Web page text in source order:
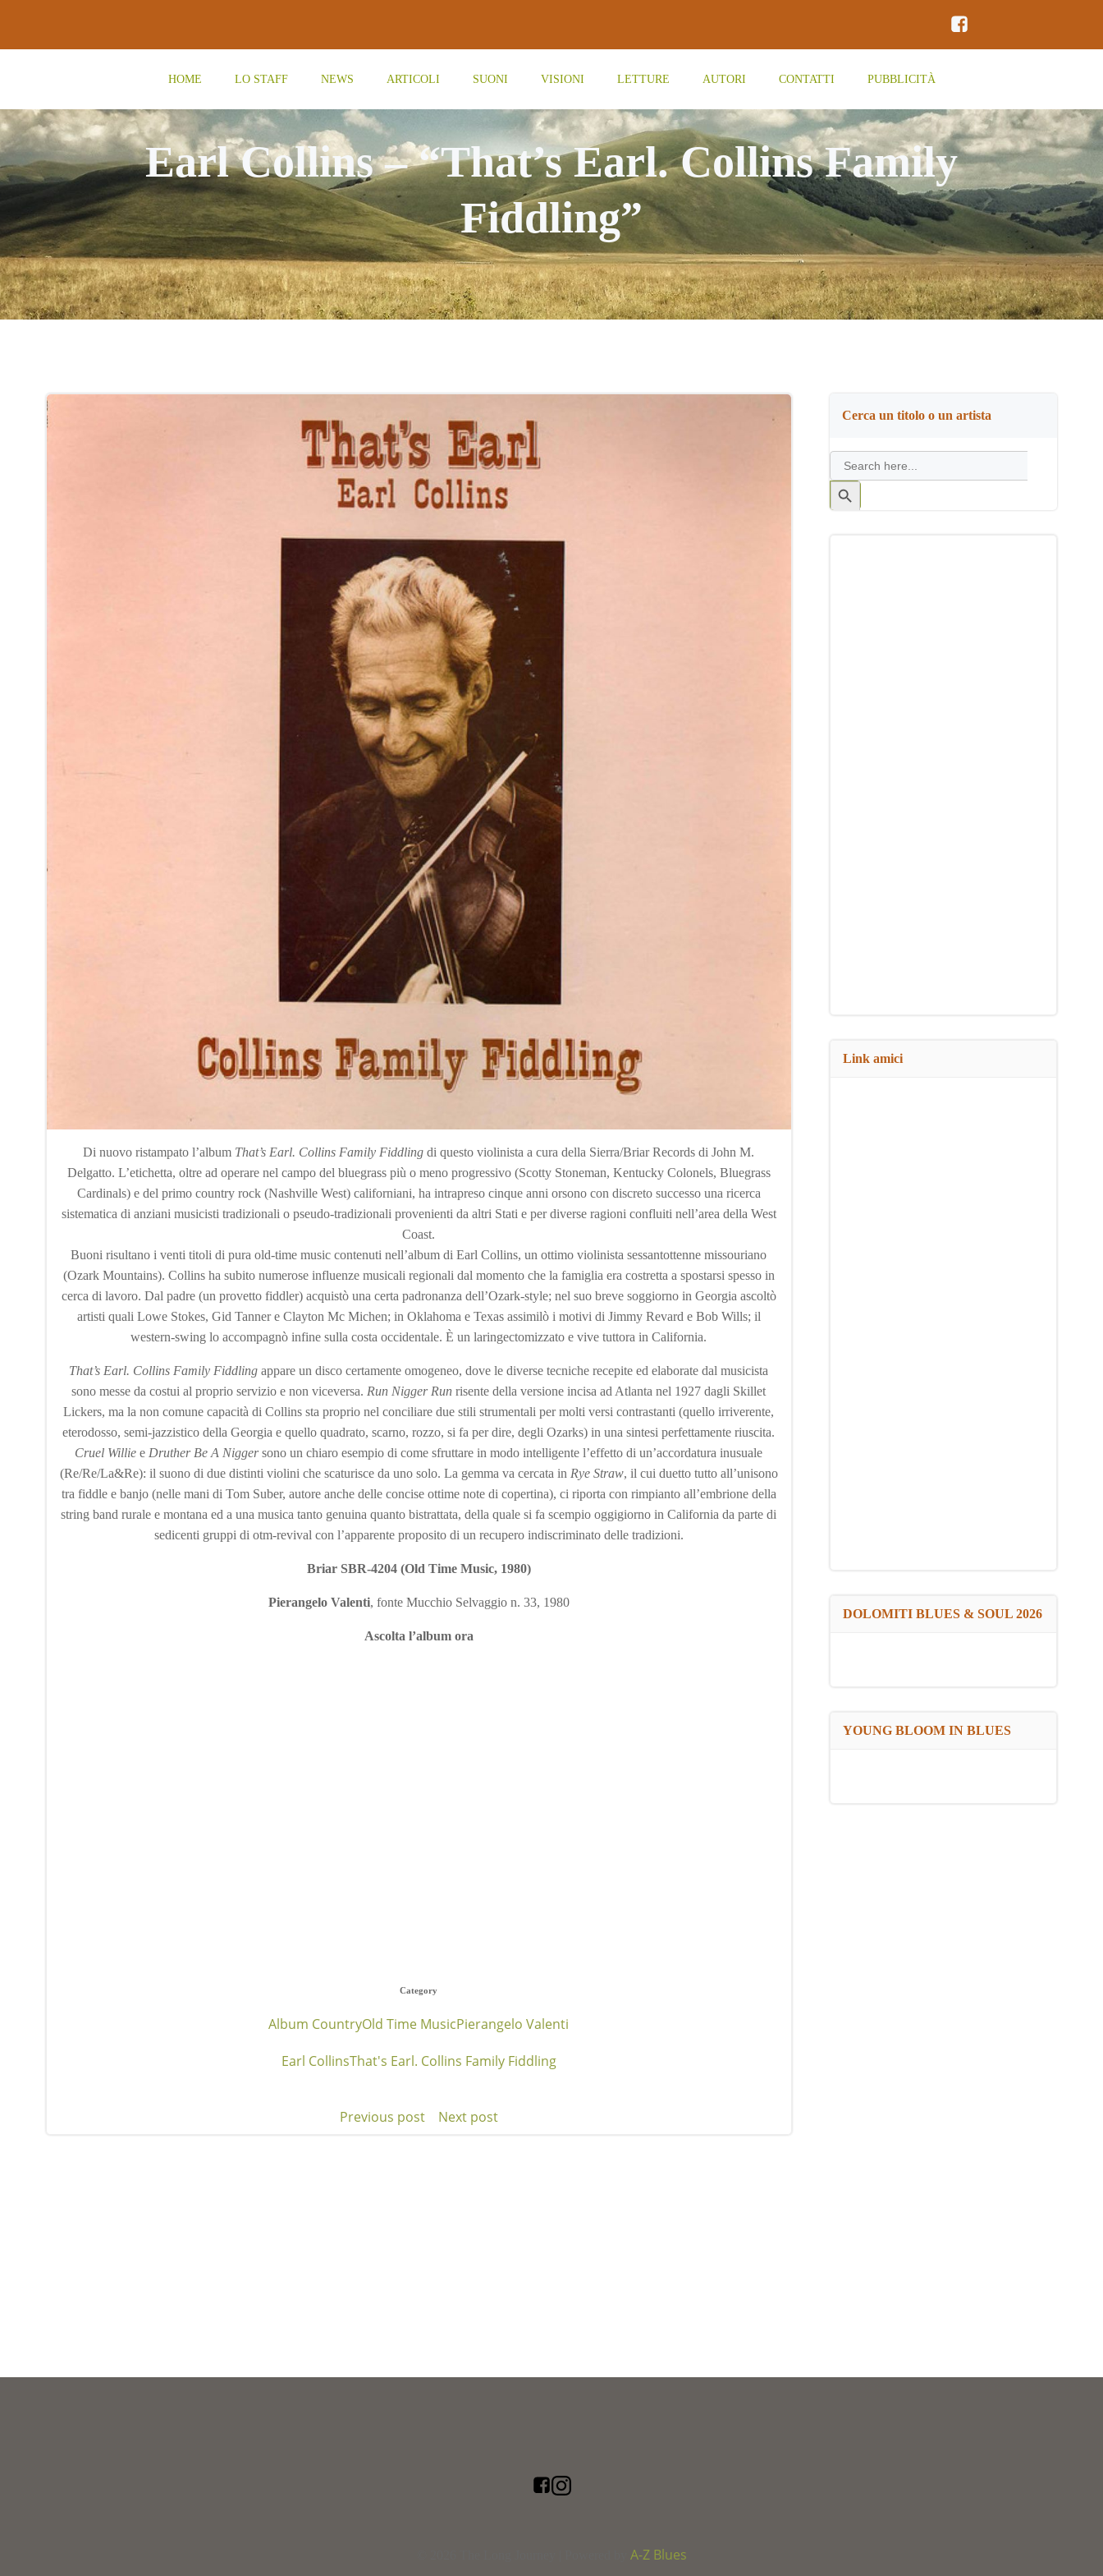
contenuto
HOME LO STAFF NEWS ARTICOLI SUONI VISIONI LETTURE AUTORI CONTATTI PUBBLICITÀ
Earl Collins – “That’s Earl. Collins Family
Fiddling”
Di nuovo ristampato l’album That’s Earl. Collins Family Fiddlingdi questo violinista a cura della Sierra/Briar Records di John M.
Delgatto. L’etichetta, oltre ad operare nel campo del bluegrass più o meno progressivo (Scotty Stoneman, Kentucky Colonels, Bluegrass
Cardinals) e del primo country rock (Nashville West) californiani, ha intrapreso cinque anni orsono con discreto successo una ricerca
sistematica di anziani musicisti tradizionali o pseudo-tradizionali provenienti da altri Stati e per diverse ragioni confluiti nell’area della West
Coast.
Buoni risultano i venti titoli di pura old-time music contenuti nell’album di Earl Collins, un ottimo violinista sessantottenne missouriano
(Ozark Mountains). Collins ha subito numerose influenze musicali regionali dal momento che la famiglia era costretta a spostarsi spesso in
cerca di lavoro. Dal padre (un provetto fiddler) acquistò una certa padronanza dell’Ozark-style; nel suo breve soggiorno in Georgia ascoltò
artisti quali Lowe Stokes, Gid Tanner e Clayton Mc Michen; in Oklahoma e Texas assimilò i motivi di Jimmy Revard e Bob Wills; il
western-swing lo accompagnò infine sulla costa occidentale. È un laringectomizzato e vive tuttora in California.
That’s Earl. Collins Family Fiddling appare un disco certamente omogeneo, dove le diverse tecniche recepite ed elaborate dal musicista
sono messe da costui al proprio servizio e non viceversa. Run Nigger Run risente della versione incisa ad Atlanta nel 1927 dagli Skillet
Lickers, ma la non comune capacità di Collins sta proprio nel conciliare due stili strumentali per molti versi contrastanti (quello irriverente,
eterodosso, semi-jazzistico della Georgia e quello quadrato, scarno, rozzo, si fa per dire, degli Ozarks) in una sintesi perfettamente riuscita.
Cruel Willie e Druther Be A Niggersono un chiaro esempio di come sfruttare in modo intelligente l’effetto di un’accordatura inusuale
(Re/Re/La&Re): il suono di due distinti violini che scaturisce da uno solo. La gemma va cercata in Rye Straw, il cui duetto tutto all’unisono
tra fiddle e banjo (nelle mani di Tom Suber, autore anche delle concise ottime note di copertina), ci riporta con rimpianto all’embrione della
string band rurale e montana ed a una musica tanto genuina quanto bistrattata, della quale si fa scempio oggigiorno in California da parte di
sedicenti gruppi di otm-revival con l’apparente proposito di un recupero indiscriminato delle tradizioni.
Briar SBR-4204 (Old Time Music, 1980)
Pierangelo Valenti, fonte Mucchio Selvaggio n. 33, 1980
Ascolta l’album ora
Category
Album CountryOld Time MusicPierangelo Valenti
Earl CollinsThat's Earl. Collins Family Fiddling
Post
Previous post
Post
Next post
Cerca un titolo o un artista
Search
for:
Search
Button
Link amici
DOLOMITI BLUES & SOUL 2026
YOUNG BLOOM IN BLUES
A-Z Blues